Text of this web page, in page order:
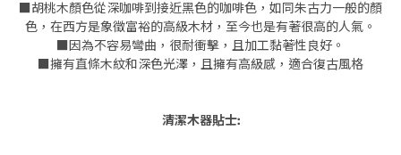
■胡桃木顏色從深咖啡到接近黑色的咖啡色，如同朱古力一般的顏
色，在西方是象徵富裕的高級木材，至今也是有著很高的人氣。
■因為不容易彎曲，很耐衝擊，且加工黏著性良好。
■擁有直條木紋和深色光澤，且擁有高級感，適合復古風格
清潔木器貼士: